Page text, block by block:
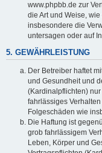
www.phpbb.de zur
die Art und Weise,
insbesondere die
untersagen oder auf
5. GEWÄHRLEISTUNG
Der Betreiber haftet
und Gesundheit und
(Kardinalpflichten)
fahrlässiges
Folgeschäden wie
Die Haftung ist
grob fahrlässigem
Leben, Körper und